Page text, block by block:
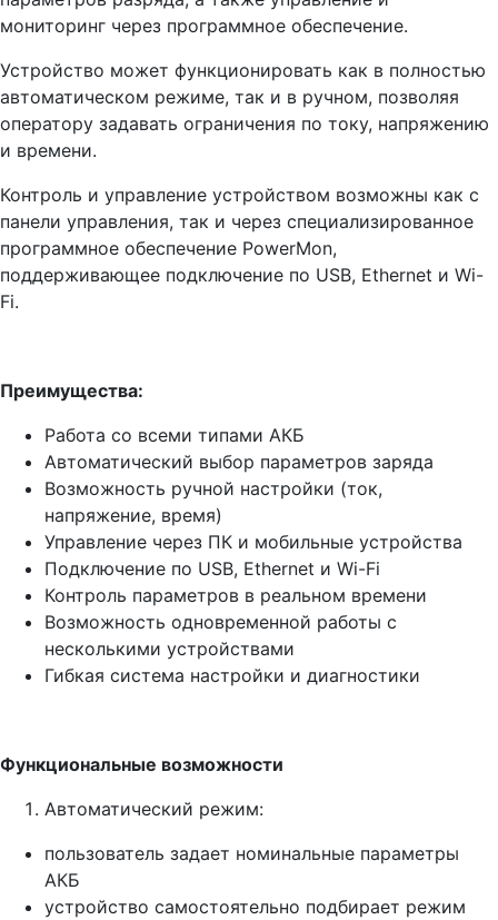
мониторинг через программное обеспечение.
Устройство может функционировать как в полностью
автоматическом режиме, так и в ручном, позволяя
оператору задавать ограничения по току, напряжению
и времени.
Контроль и управление устройством возможны как с
панели управления, так и через специализированное
программное обеспечение PowerMon,
поддерживающее подключение по USB, Ethernet и Wi-
Fi.
Преимущества:
Работа со всеми типами АКБ
Автоматический выбор параметров заряда
Возможность ручной настройки (ток,
напряжение, время)
Управление через ПК и мобильные устройства
Подключение по USB, Ethernet и Wi-Fi
Контроль параметров в реальном времени
Возможность одновременной работы с
несколькими устройствами
Гибкая система настройки и диагностики
Функциональные возможности
Автоматический режим:
пользователь задает номинальные параметры
АКБ
устройство самостоятельно подбирает режим